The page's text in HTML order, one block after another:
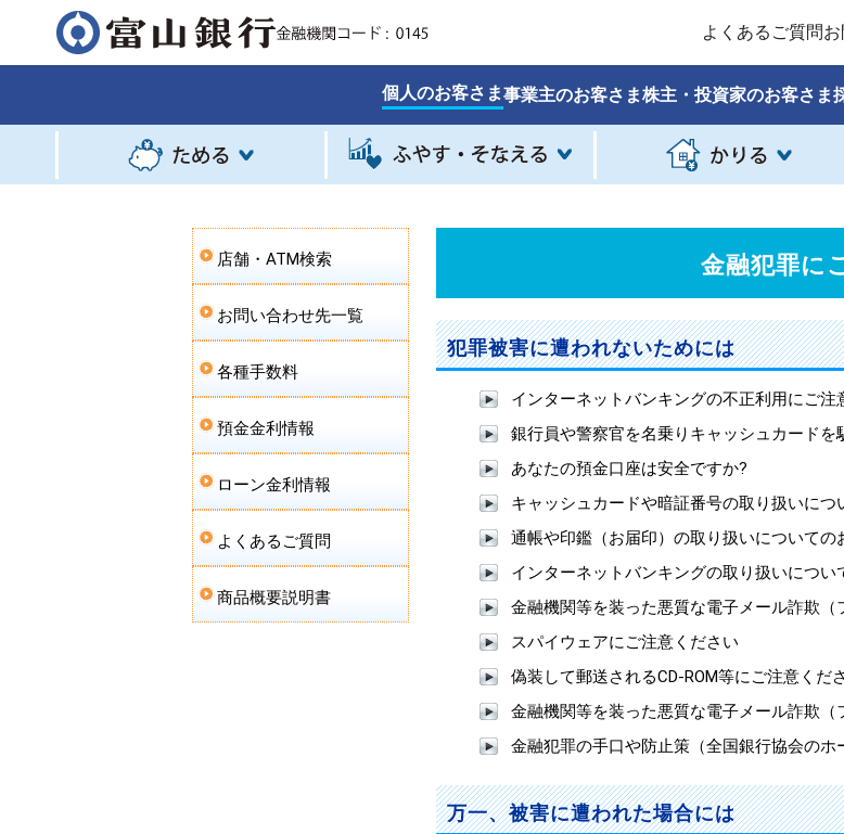
よくあるご質問
個人のお客さま事業主のお客さま株主・投資家のお客さま
金融犯罪に
犯罪被害に遭われないためには
インターネットバンキングの不正利用にご注
銀行員や警察官を名乗りキャッシュカード
あなたの預金口座は安全ですか?
キャッシュカードや暗証番号の取り扱いにつ
通帳や印鑑（お届印）の取り扱いについての
インターネットバンキングの取り扱いについ
金融機関等を装った悪質な電子メール詐欺
スパイウェアにご注意ください
偽装して郵送されるCD-ROM等にご注意くだ
金融機関等を装った悪質な電子メール詐欺
金融犯罪の手口や防止策（全国銀行協会の
万一、被害に遭われた場合には
店舗・ATM検索
お問い合わせ先一覧
各種手数料
預金金利情報
ローン金利情報
よくあるご質問
商品概要説明書